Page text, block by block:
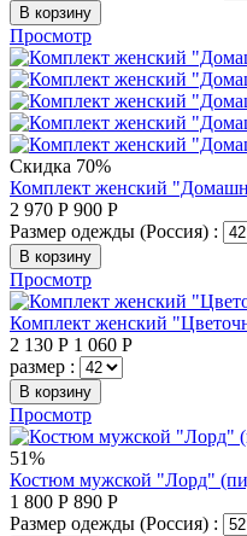
В корзину
Просмотр
Скидка 70%
Комплект женский
2 970 Р 900 Р
Размер одежды (Россия) :
В корзину
Просмотр
Комплект женский
2 130 Р 1 060 Р
размер :
В корзину
Просмотр
51%
Костюм мужской "Лорд"
1 800 Р 890 Р
Размер одежды (Россия) :